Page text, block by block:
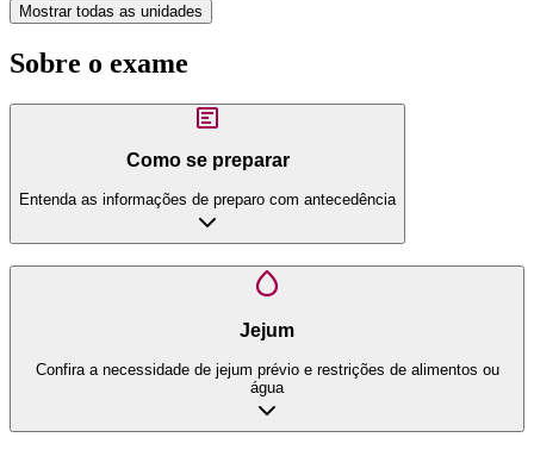
Mostrar todas as unidades
Sobre o exame
Como se preparar
Entenda as informações de preparo com antecedência
Jejum
Confira a necessidade de jejum prévio e restrições de alimentos ou
água